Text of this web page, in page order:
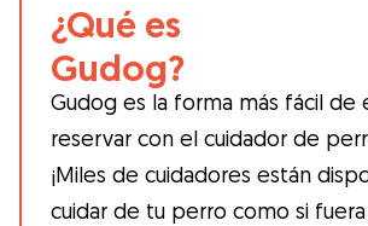
¿Qué es
Gudog?
Gudog es la forma más fácil de
reservar con el cuidador de
¡Miles de cuidadores están
cuidar de tu perro como si